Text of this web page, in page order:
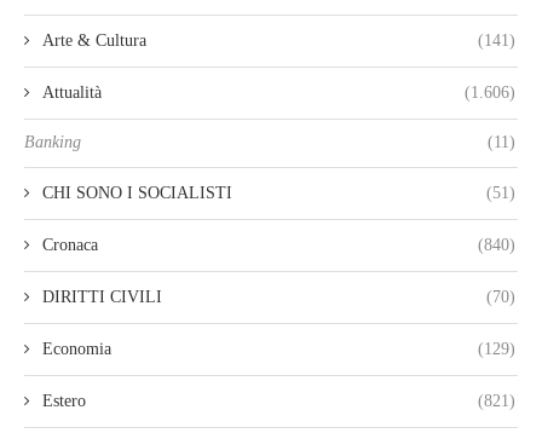
Arte & Cultura (141)
Attualità (1.606)
Banking (11)
CHI SONO I SOCIALISTI (51)
Cronaca (840)
DIRITTI CIVILI (70)
Economia (129)
Estero (821)